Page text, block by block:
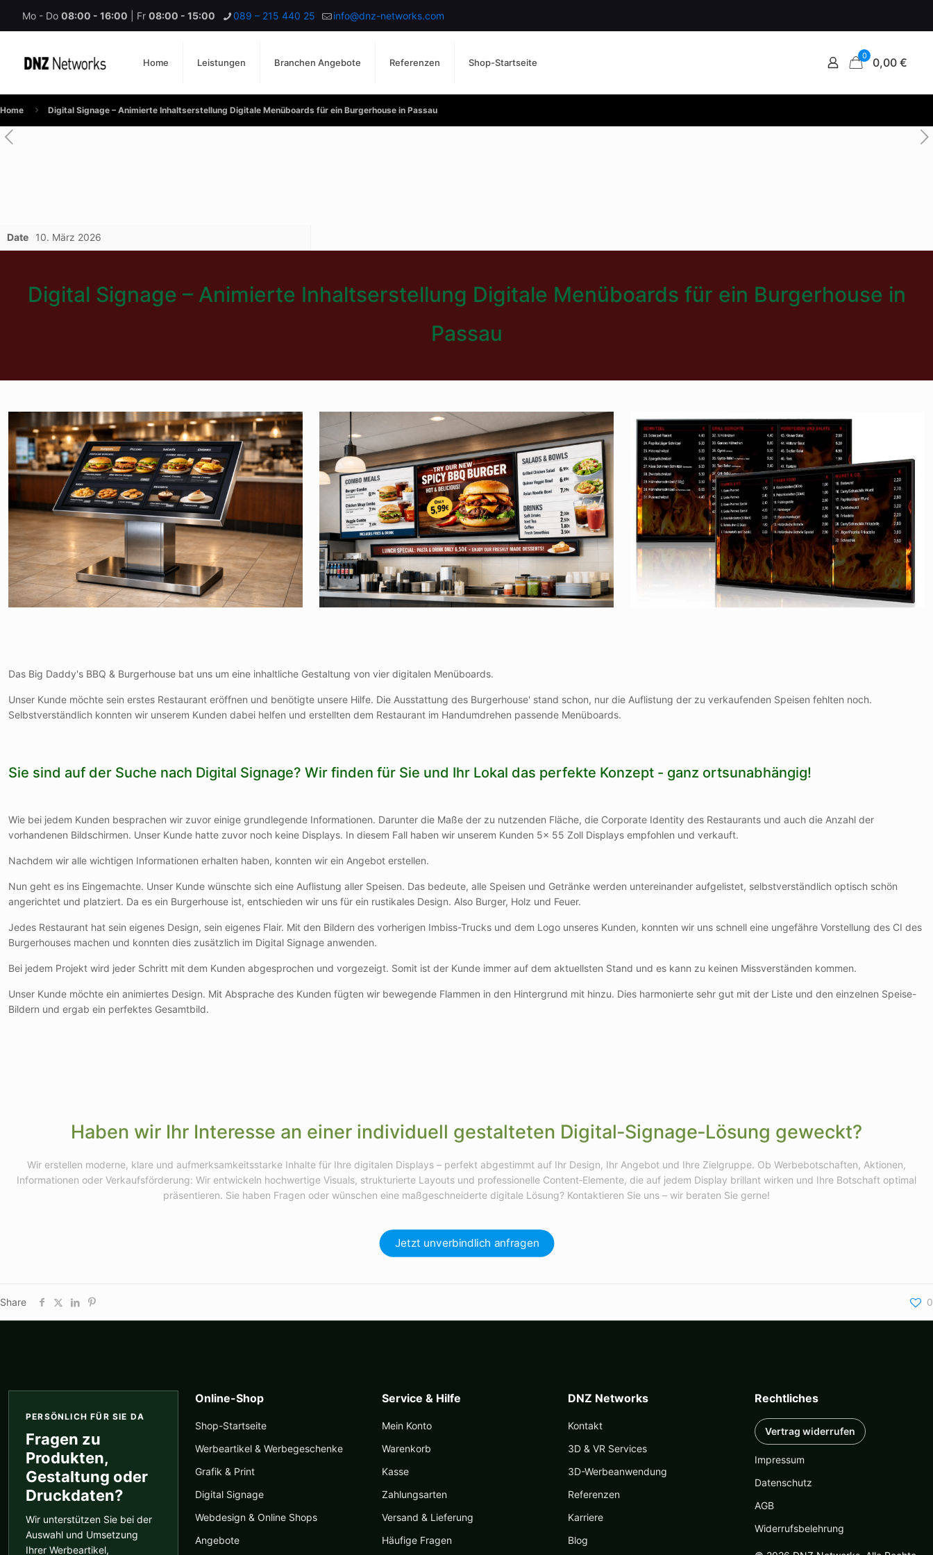
Mo - Do 08:00 - 16:00 | Fr 08:00 - 15:00 089 – 215 440 25 info@dnz-networks.com
Home Leistungen Branchen Angebote Referenzen Shop-Startseite
0 0,00 €
Home Digital Signage – Animierte Inhaltserstellung Digitale Menüboards für ein Burgerhouse in Passau
Date 10. März 2026
Digital Signage – Animierte Inhaltserstellung Digitale Menüboards für ein Burgerhouse in
Passau
Das Big Daddy's BBQ & Burgerhouse bat uns um eine inhaltliche Gestaltung von vier digitalen Menüboards.
Unser Kunde möchte sein erstes Restaurant eröffnen und benötigte unsere Hilfe. Die Ausstattung des Burgerhouse' stand schon, nur die Auflistung der zu verkaufenden Speisen fehlten noch.
Selbstverständlich konnten wir unserem Kunden dabei helfen und erstellten dem Restaurant im Handumdrehen passende Menüboards.
Sie sind auf der Suche nach Digital Signage? Wir finden für Sie und Ihr Lokal das perfekte Konzept - ganz ortsunabhängig!
Wie bei jedem Kunden besprachen wir zuvor einige grundlegende Informationen. Darunter die Maße der zu nutzenden Fläche, die Corporate Identity des Restaurants und auch die Anzahl der
vorhandenen Bildschirmen. Unser Kunde hatte zuvor noch keine Displays. In diesem Fall haben wir unserem Kunden 5x 55 Zoll Displays empfohlen und verkauft.
Nachdem wir alle wichtigen Informationen erhalten haben, konnten wir ein Angebot erstellen.
Nun geht es ins Eingemachte. Unser Kunde wünschte sich eine Auflistung aller Speisen. Das bedeute, alle Speisen und Getränke werden untereinander aufgelistet, selbstverständlich optisch schön
angerichtet und platziert. Da es ein Burgerhouse ist, entschieden wir uns für ein rustikales Design. Also Burger, Holz und Feuer.
Jedes Restaurant hat sein eigenes Design, sein eigenes Flair. Mit den Bildern des vorherigen Imbiss-Trucks und dem Logo unseres Kunden, konnten wir uns schnell eine ungefähre Vorstellung des CI des
Burgerhouses machen und konnten dies zusätzlich im Digital Signage anwenden.
Bei jedem Projekt wird jeder Schritt mit dem Kunden abgesprochen und vorgezeigt. Somit ist der Kunde immer auf dem aktuellsten Stand und es kann zu keinen Missverständen kommen.
Unser Kunde möchte ein animiertes Design. Mit Absprache des Kunden fügten wir bewegende Flammen in den Hintergrund mit hinzu. Dies harmonierte sehr gut mit der Liste und den einzelnen Speise-
Bildern und ergab ein perfektes Gesamtbild.
Haben wir Ihr Interesse an einer individuell gestalteten Digital‑Signage‑Lösung geweckt?
Wir erstellen moderne, klare und aufmerksamkeitsstarke Inhalte für Ihre digitalen Displays – perfekt abgestimmt auf Ihr Design, Ihr Angebot und Ihre Zielgruppe. Ob Werbebotschaften, Aktionen,
Informationen oder Verkaufsförderung: Wir entwickeln hochwertige Visuals, strukturierte Layouts und professionelle Content‑Elemente, die auf jedem Display brillant wirken und Ihre Botschaft optimal
präsentieren. Sie haben Fragen oder wünschen eine maßgeschneiderte digitale Lösung? Kontaktieren Sie uns – wir beraten Sie gerne!
Jetzt unverbindlich anfragen
Share 0
PERSÖNLICH FÜR SIE DA
Fragen zu
Produkten,
Gestaltung oder
Druckdaten?
Wir unterstützen Sie bei der
Auswahl und Umsetzung
Ihrer Werbeartikel,
Online-Shop
Shop-Startseite
Werbeartikel & Werbegeschenke
Grafik & Print
Digital Signage
Webdesign & Online Shops
Angebote
Service & Hilfe
Mein Konto
Warenkorb
Kasse
Zahlungsarten
Versand & Lieferung
Häufige Fragen
DNZ Networks
Kontakt
3D & VR Services
3D-Werbeanwendung
Referenzen
Karriere
Blog
Rechtliches
Vertrag widerrufen
Impressum
Datenschutz
AGB
Widerrufsbelehrung